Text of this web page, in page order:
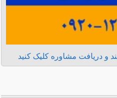
و دریافت مشاوره کلیک کنید